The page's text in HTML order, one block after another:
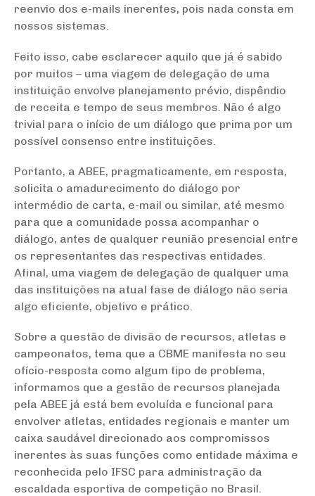
reenvio dos e-mails inerentes, pois nada consta em
nossos sistemas.
Feito isso, cabe esclarecer aquilo que já é sabido
por muitos – uma viagem de delegação de uma
instituição envolve planejamento prévio, dispêndio
de receita e tempo de seus membros. Não é algo
trivial para o início de um diálogo que prima por um
possível consenso entre instituições.
Portanto, a ABEE, pragmaticamente, em resposta,
solicita o amadurecimento do diálogo por
intermédio de carta, e-mail ou similar, até mesmo
para que a comunidade possa acompanhar o
diálogo, antes de qualquer reunião presencial entre
os representantes das respectivas entidades.
Afinal, uma viagem de delegação de qualquer uma
das instituições na atual fase de diálogo não seria
algo eficiente, objetivo e prático.
Sobre a questão de divisão de recursos, atletas e
campeonatos, tema que a CBME manifesta no seu
ofício-resposta como algum tipo de problema,
informamos que a gestão de recursos planejada
pela ABEE já está bem evoluída e funcional para
envolver atletas, entidades regionais e manter um
caixa saudável direcionado aos compromissos
inerentes às suas funções como entidade máxima e
reconhecida pelo IFSC para administração da
escaldada esportiva de competição no Brasil.